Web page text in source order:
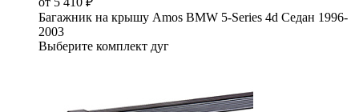
Багажник на крышу Amos BMW 5-Series 4d Седан 1996-
2003
Выберите комплект дуг